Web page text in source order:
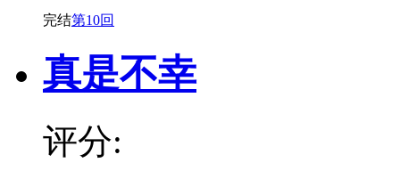
完结第10回
真是不幸
评分: